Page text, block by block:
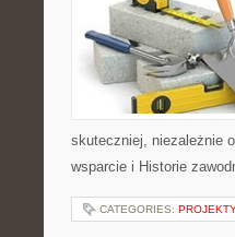
skuteczniej, niezależnie
wsparcie i Historie
CATEGORIES: